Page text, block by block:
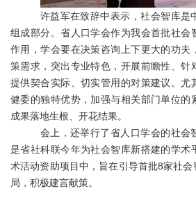
许益军在致辞中表示，社会智库是
组成部分。省人口学会作为我会首批社会
作用，学会要在决策咨询上下更大的功夫
策需求，突出专业特色，开展前瞻性、针
提供契合实际、切实管用的对策建议。尤
健委的独特优势，加强与相关部门单位的
成果落地生根、开花结果。
会上，还举行了省人口学会的社会
是省社科联今年为社会智库新搭建的学术
术活动资助项目中，旨在引导首批8家社会
局，积极建言献策。